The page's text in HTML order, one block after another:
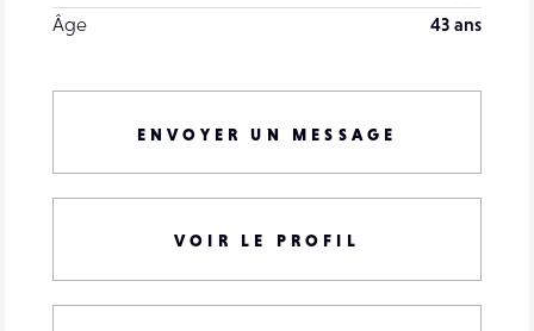
Âge
43 ans
ENVOYER UN MESSAGE
VOIR LE PROFIL